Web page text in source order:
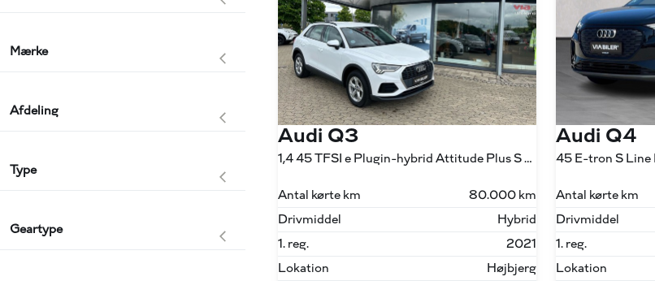
Mærke
Afdeling
Type
Geartype
Audi Q3
1,4 45 TFSI e Plugin-hybrid Attitude Plus S Tronic 245HK 5d 6g Aut.
Antal kørte km
80.000 km
Drivmiddel
Hybrid
1. reg.
2021
Lokation
Højbjerg
Audi Q4
Antal kørte km
Drivmiddel
1. reg.
Lokation